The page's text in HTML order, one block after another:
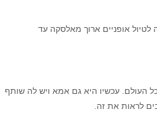
אופניים ארוך מאלסקה עד
העולם. עכשיו היא גם אמא ויש לה שותף
לראות את זה.